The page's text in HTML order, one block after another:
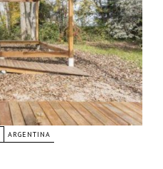
ARGENTINA